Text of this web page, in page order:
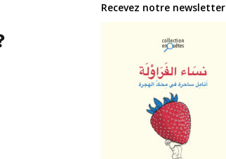
Recevez notre newsletter